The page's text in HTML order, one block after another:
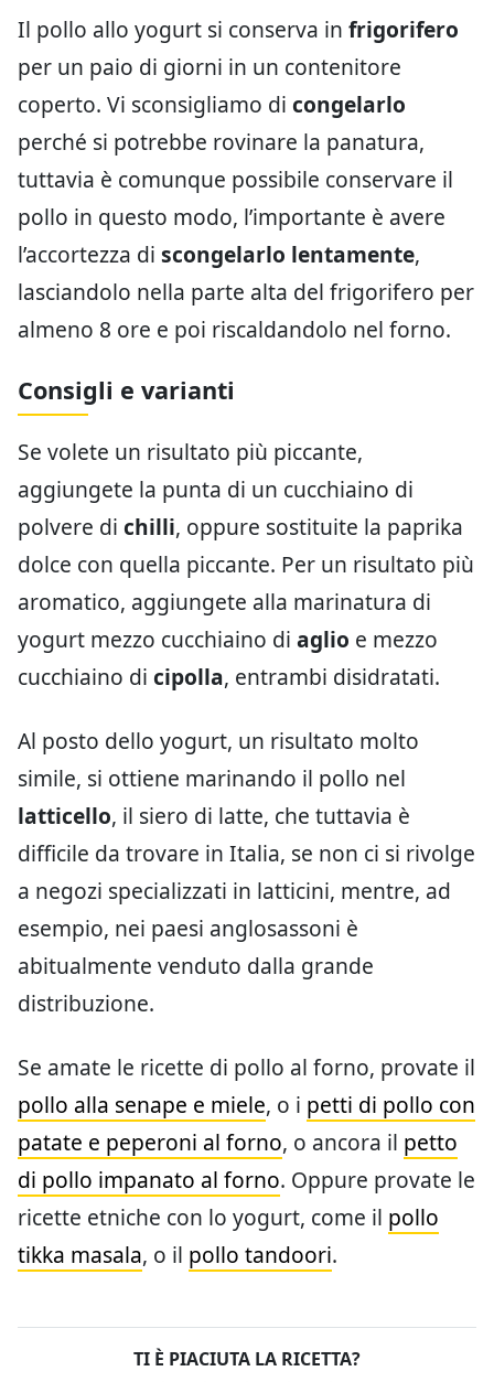
Il pollo allo yogurt si conserva in frigorifero
per un paio di giorni in un contenitore
coperto. Vi sconsigliamo di congelarlo
perché si potrebbe rovinare la panatura,
tuttavia è comunque possibile conservare il
pollo in questo modo, l’importante è avere
l’accortezza di scongelarlo lentamente,
lasciandolo nella parte alta del frigorifero per
almeno 8 ore e poi riscaldandolo nel forno.
Consigli e varianti
Se volete un risultato più piccante,
aggiungete la punta di un cucchiaino di
polvere di chilli, oppure sostituite la paprika
dolce con quella piccante. Per un risultato più
aromatico, aggiungete alla marinatura di
yogurt mezzo cucchiaino di aglio e mezzo
cucchiaino di cipolla, entrambi disidratati.
Al posto dello yogurt, un risultato molto
simile, si ottiene marinando il pollo nel
latticello, il siero di latte, che tuttavia è
difficile da trovare in Italia, se non ci si rivolge
a negozi specializzati in latticini, mentre, ad
esempio, nei paesi anglosassoni è
abitualmente venduto dalla grande
distribuzione.
Se amate le ricette di pollo al forno, provate il
pollo alla senape e miele, o i petti di pollo con
patate e peperoni al forno, o ancora il petto
di pollo impanato al forno. Oppure provate le
ricette etniche con lo yogurt, come il pollo
tikka masala, o il pollo tandoori.
TI È PIACIUTA LA RICETTA?